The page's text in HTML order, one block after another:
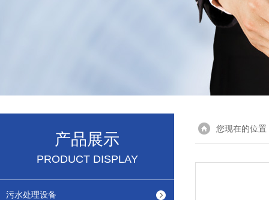
产品展示
PRODUCT DISPLAY
污水处理设备
您现在的位置